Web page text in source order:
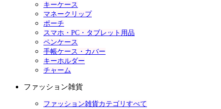
キーケース
マネークリップ
ポーチ
スマホ・PC・タブレット用品
ペンケース
手帳ケース・カバー
キーホルダー
チャーム
ファッション雑貨
ファッション雑貨カテゴリすべて